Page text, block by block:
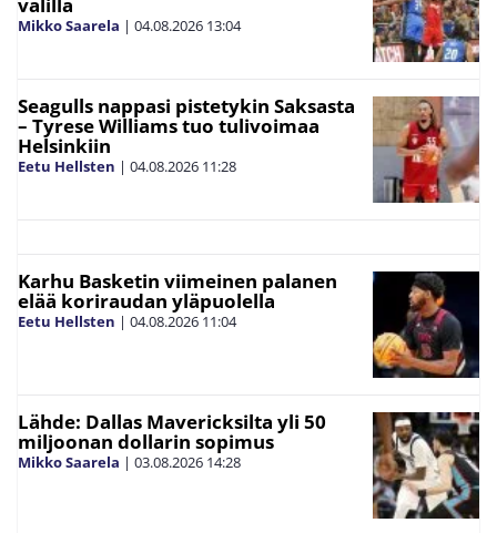
välillä
Mikko Saarela | 04.08.2026 13:04
Seagulls nappasi pistetykin Saksasta
– Tyrese Williams tuo tulivoimaa
Helsinkiin
Eetu Hellsten | 04.08.2026 11:28
Karhu Basketin viimeinen palanen
elää koriraudan yläpuolella
Eetu Hellsten | 04.08.2026 11:04
Lähde: Dallas Mavericksilta yli 50
miljoonan dollarin sopimus
Mikko Saarela | 03.08.2026 14:28